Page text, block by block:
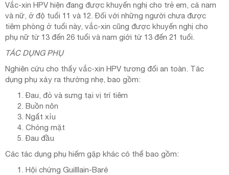
Vắc-xin HPV hiện đang được khuyến nghị cho trẻ em, cả nam
và nữ, ở độ tuổi 11 và 12. Đối với những người chưa được
tiêm phòng ở tuổi này, vắc-xin cũng được khuyến nghị cho
phụ nữ từ 13 đến 26 tuổi và nam giới từ 13 đến 21 tuổi.
TÁC DỤNG PHỤ
Nghiên cứu cho thấy vắc-xin HPV tương đối an toàn. Tác
dụng phụ xảy ra thường nhẹ, bao gồm:
Đau, đỏ và sưng tại vị trí tiêm
Buồn nôn
Ngất xỉu
Chóng mặt
Đau đầu
Các tác dụng phụ hiếm gặp khác có thể bao gồm:
Hội chứng Guilllain-Baré